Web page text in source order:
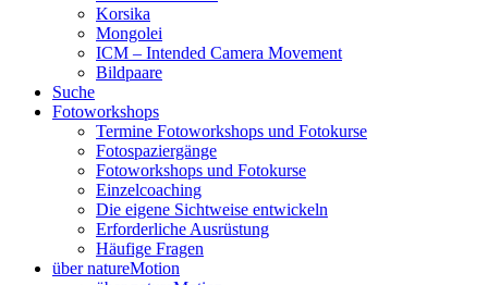
Korsika
Mongolei
ICM – Intended Camera Movement
Bildpaare
Suche
Fotoworkshops
Termine Fotoworkshops und Fotokurse
Fotospaziergänge
Fotoworkshops und Fotokurse
Einzelcoaching
Die eigene Sichtweise entwickeln
Erforderliche Ausrüstung
Häufige Fragen
über natureMotion